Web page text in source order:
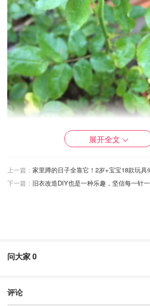
甚至更早一些，从植株开始冒芽（下图红
开始抽叶子之间的这段时间都适合开始修
展开全文
上一篇： 家里蹲的日子全靠它！2岁+宝宝18款玩具
下一篇：
问大家0
评论